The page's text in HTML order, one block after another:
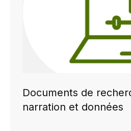
Documents de
narration et données